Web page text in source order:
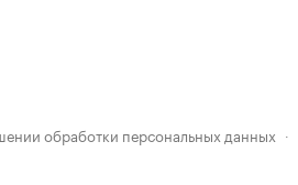
обработки персональных данных ·